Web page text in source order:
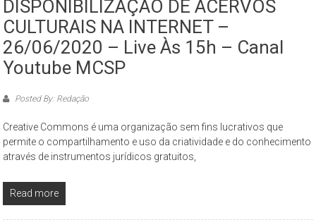
São
Paulo,
compreendendo
os
da
contemporânea
a
partir
da
perspectiva
DISPONIBILIZAÇÃO DE ACERVOS
CULTURAIS NA INTERNET –
26/06/2020 – Live Às 15h – Canal
Youtube MCSP
Posted By: Redação
Creative Commons é uma organização sem fins lucrativos que
permite o compartilhamento e uso da criatividade e do conhecimento
através de instrumentos jurídicos gratuitos,
Read more